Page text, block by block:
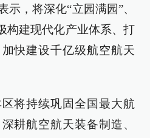
示，将深化“立园满园”、
构建现代化产业体系、打
快建设千亿级航空航天
将持续巩固全国最大航
耕航空航天装备制造、